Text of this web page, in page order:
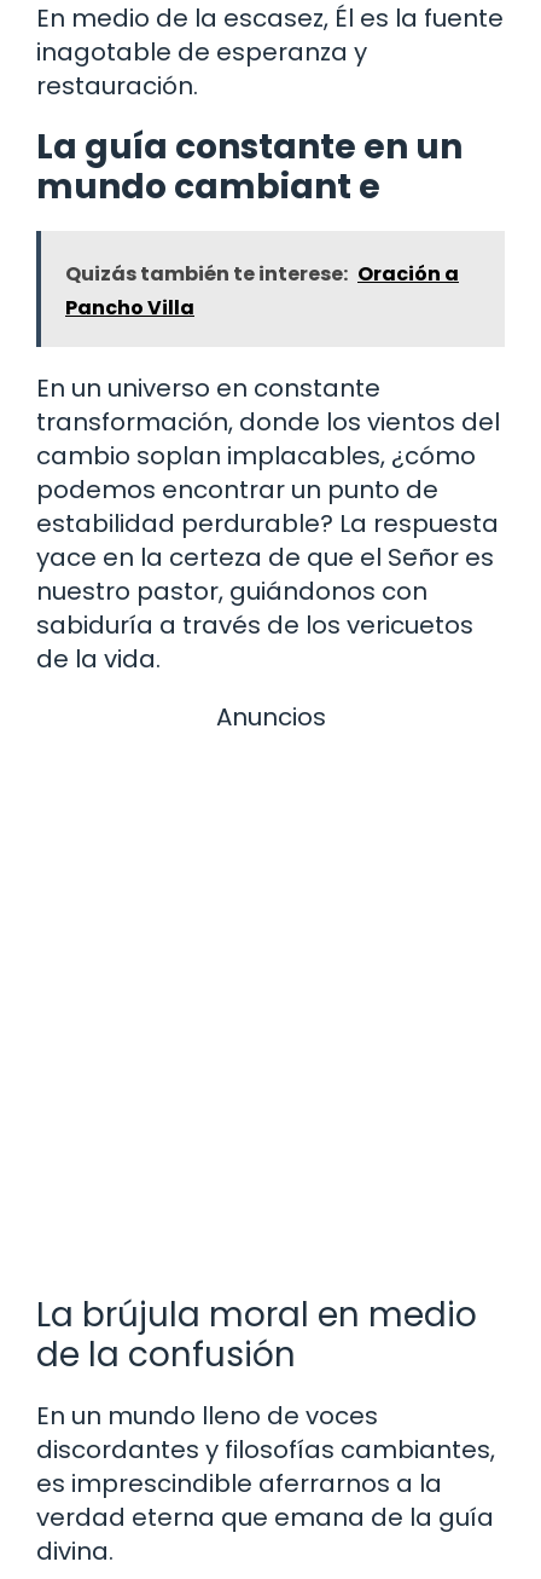
En medio de la escasez, Él es la fuente
inagotable de esperanza y
restauración.
La guía constante en un
mundo cambiant e
Quizás también te interese: Oración a
Pancho Villa
En un universo en constante
transformación, donde los vientos del
cambio soplan implacables, ¿cómo
podemos encontrar un punto de
estabilidad perdurable? La respuesta
yace en la certeza de que el Señor es
nuestro pastor, guiándonos con
sabiduría a través de los vericuetos
de la vida.
Anuncios
La brújula moral en medio
de la confusión
En un mundo lleno de voces
discordantes y filosofías cambiantes,
es imprescindible aferrarnos a la
verdad eterna que emana de la guía
divina.